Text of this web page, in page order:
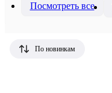
Посмотреть все
По новинкам